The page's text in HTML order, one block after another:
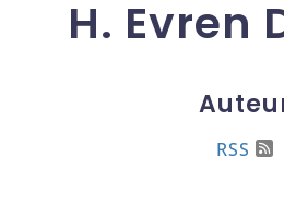
H. Evren
RSS